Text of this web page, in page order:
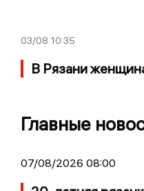
03/08 10:35
В Рязани
Главные
07/08/2026 08:00